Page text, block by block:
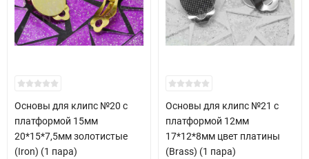
Основы для клипс №20 с
платформой 15мм
20*15*7,5мм золотистые
(Iron) (1 пара)
Основы для клипс №21 с
платформой 12мм
17*12*8мм цвет платины
(Brass) (1 пара)